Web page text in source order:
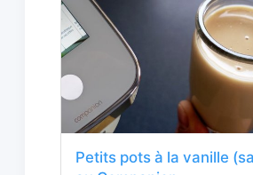
Petits pots à la vanille